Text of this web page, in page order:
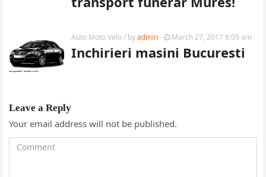
Auto Moto Velo/ byadmin- March 27, 2017 8:09 am
Inchirieri masini Bucuresti
Leave a Reply
Your email address will not be published.